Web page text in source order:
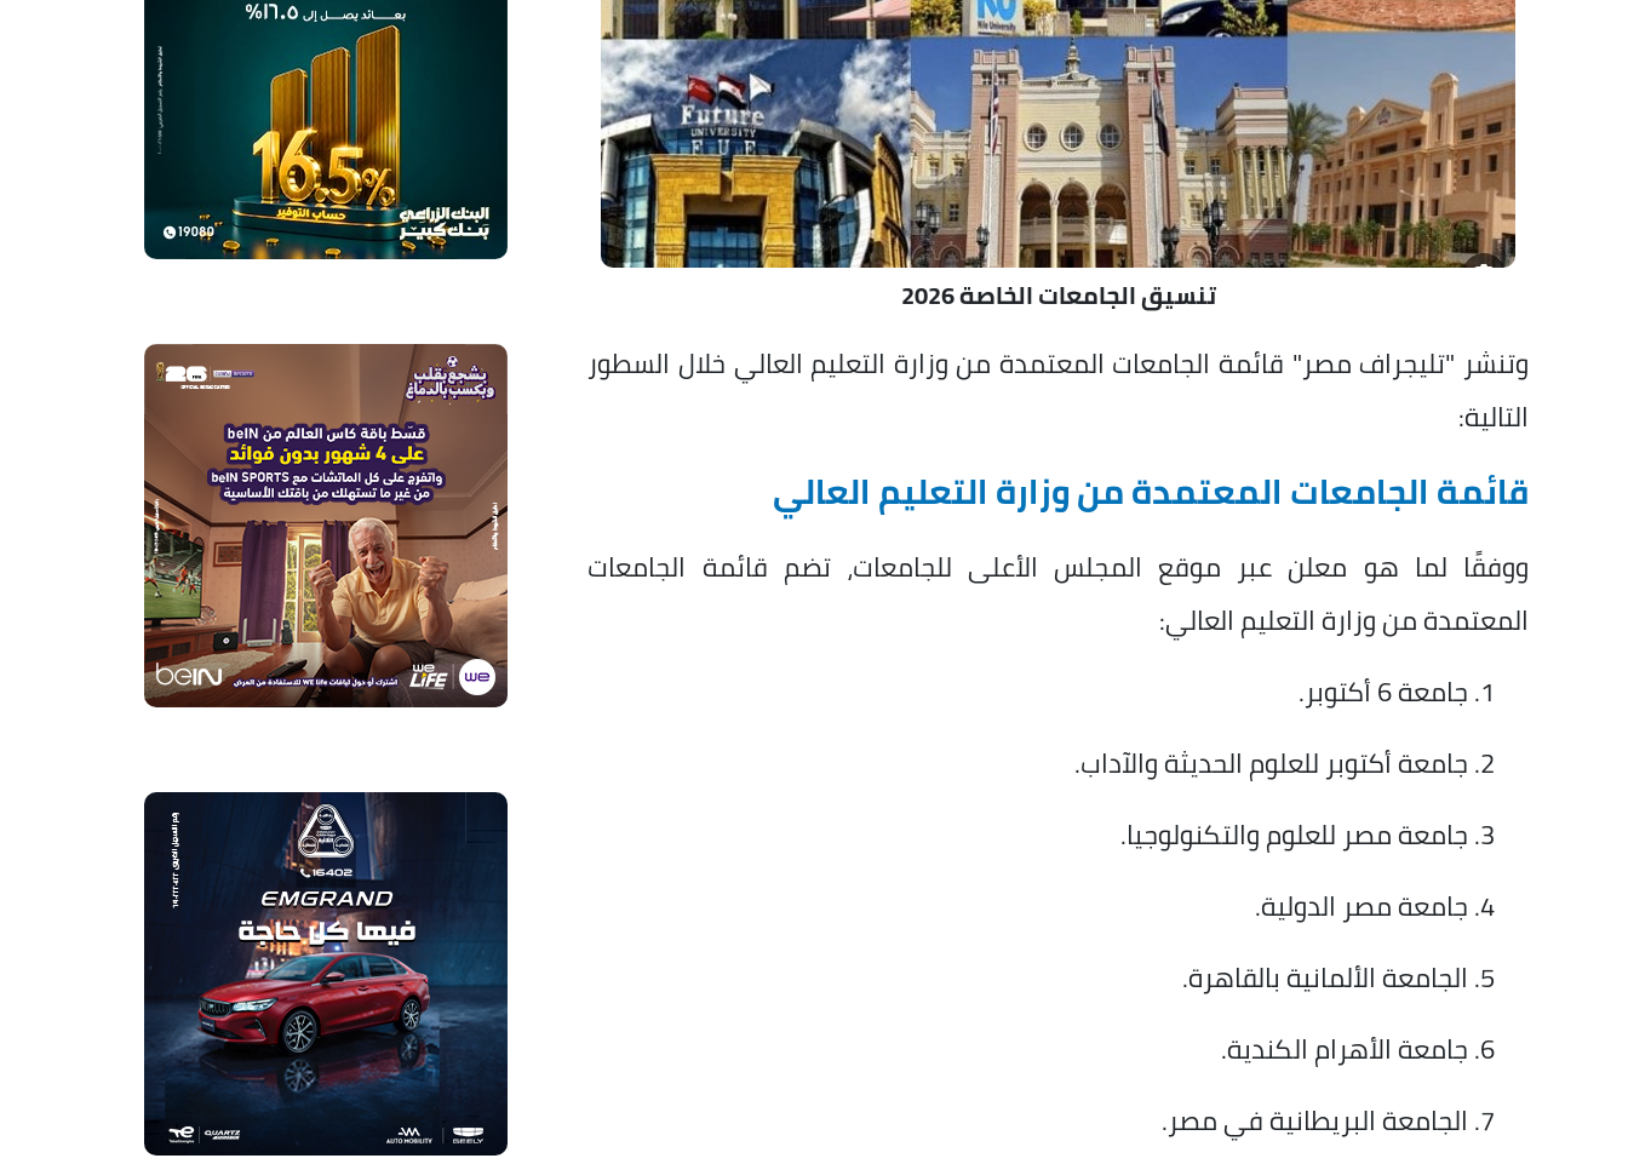
تنسيق الجامعات الخاصة 2026
وتنشر "تليجراف مصر" قائمة الجامعات المعتمدة من وزارة التعليم العالي خلال السطور
التالية:
قائمة الجامعات المعتمدة من وزارة التعليم العالي
ووفقًا لما هو معلن عبر موقع المجلس الأعلى للجامعات، تضم قائمة الجامعات
المعتمدة من وزارة التعليم العالي:
جامعة 6 أكتوبر.
جامعة أكتوبر للعلوم الحديثة والآداب.
جامعة مصر للعلوم والتكنولوجيا.
جامعة مصر الدولية.
الجامعة الألمانية بالقاهرة.
جامعة الأهرام الكندية.
الجامعة البريطانية في مصر.